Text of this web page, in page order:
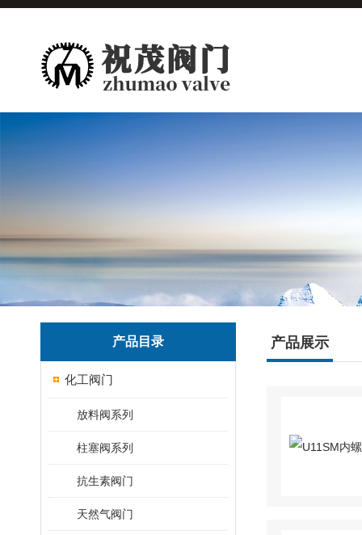
产品目录
化工阀门
放料阀系列
柱塞阀系列
抗生素阀门
天然气阀门
产品展示